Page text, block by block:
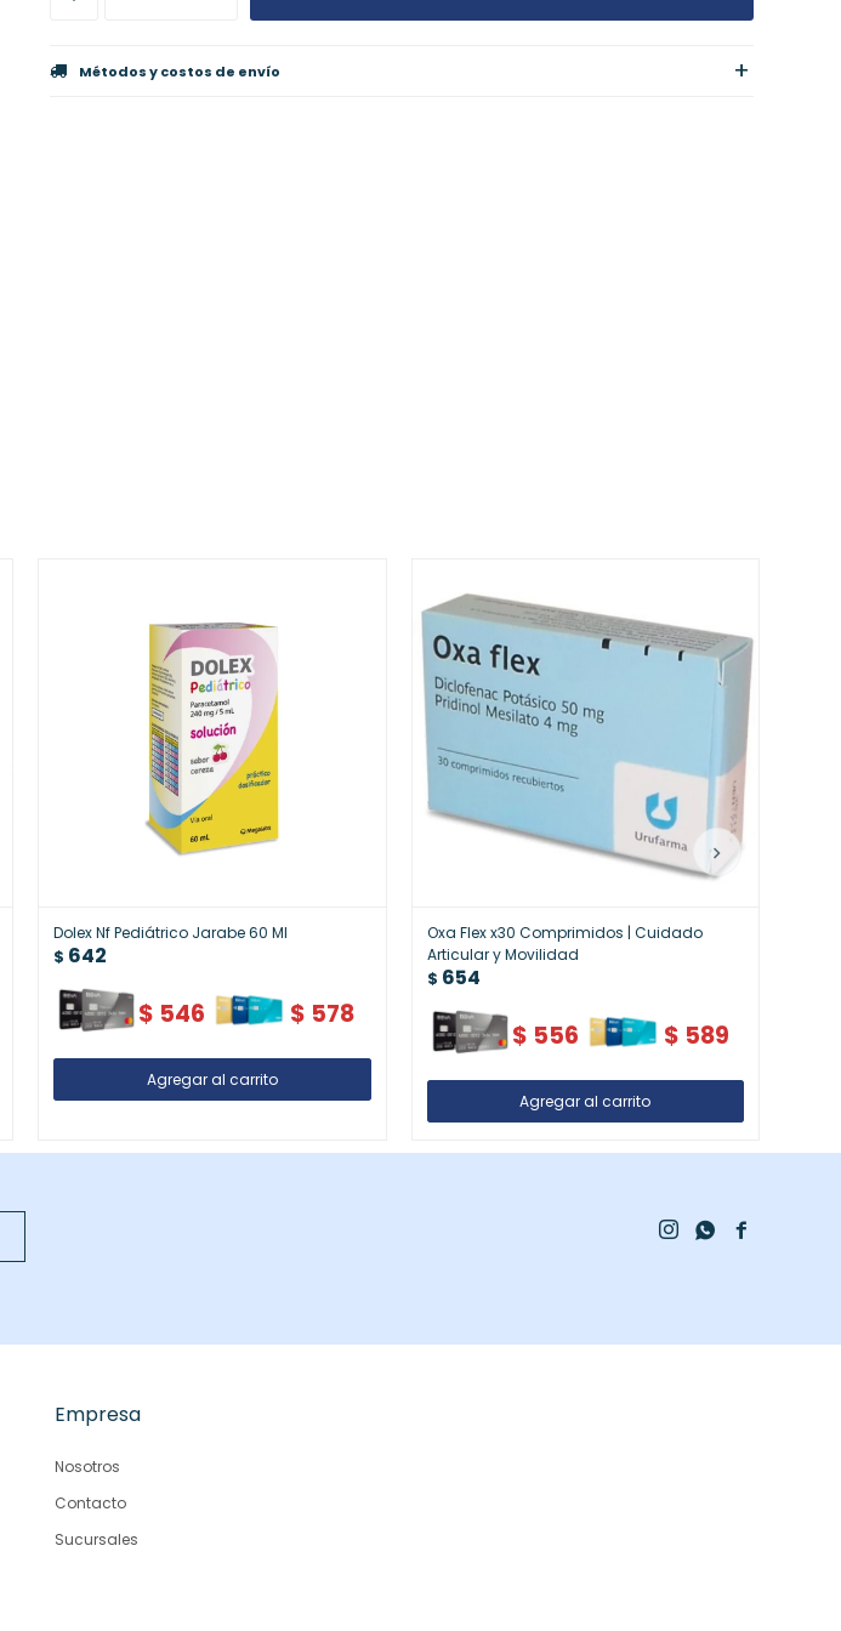
Métodos y costos de envío
Dolex Nf Pediátrico Jarabe 60 Ml
$ 642
$ 546 $ 578
Oxa Flex x30 Comprimidos | Cuidado
Articular y Movilidad
$ 654
$ 556 $ 589

 
Empresa
Nosotros
Contacto
Sucursales